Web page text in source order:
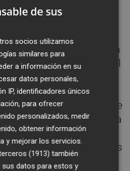
COEVAL
con la Consellera
Generalitat debe dar el
una comarca como la
siempre esta
desarrollo y progreso de
y que hasta la fecha
de lo que recibe a
los diferentes gobiernos
de la Generalitat.
de sus
socios utilizamos
similares para
a información en su
datos personales,
IP, identificadores únicos
para ofrecer
personalizados, medir
obtener información
y mejorar los servicios.
(1913) también
sus datos para estos y